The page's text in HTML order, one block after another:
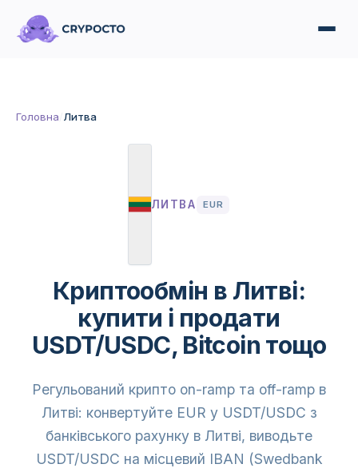
Головна Литва
ЛИТВА EUR
Криптообмін в Литві:
купити і продати
USDT/USDC, Bitcoin тощо
Регульований крипто on-ramp та off-ramp в
Литві: конвертуйте EUR у USDT/USDC з
банківського рахунку в Литві, виводьте
USDT/USDC на місцевий IBAN (Swedbank